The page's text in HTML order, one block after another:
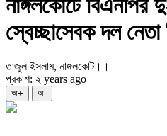
নাঙ্গলকোটে বিএনপির
স্বেচ্ছাসেবক দল
তাজুল ইসলাম, নাঙ্গলকোট।।
প্রকাশ: ২ years ago
অ+ অ-